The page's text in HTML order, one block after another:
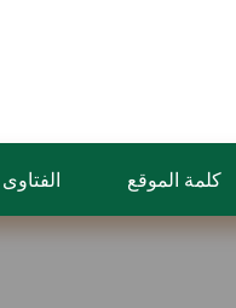
كلمة الموقع الفتاوى